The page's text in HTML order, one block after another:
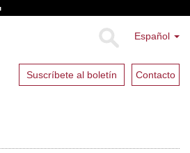
Español
Suscríbete al boletín Contacto